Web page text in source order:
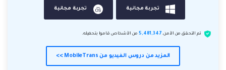
تجربة مجانية تجربة مجانية
تم التحقق من الأمن.5,481,347 من الأشخاص قاموا بتحميله.
المزيد من دروس الفيديو من MobileTrans >>